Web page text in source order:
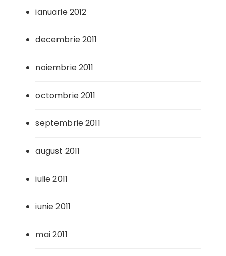
ianuarie 2012
decembrie 2011
noiembrie 2011
octombrie 2011
septembrie 2011
august 2011
iulie 2011
iunie 2011
mai 2011